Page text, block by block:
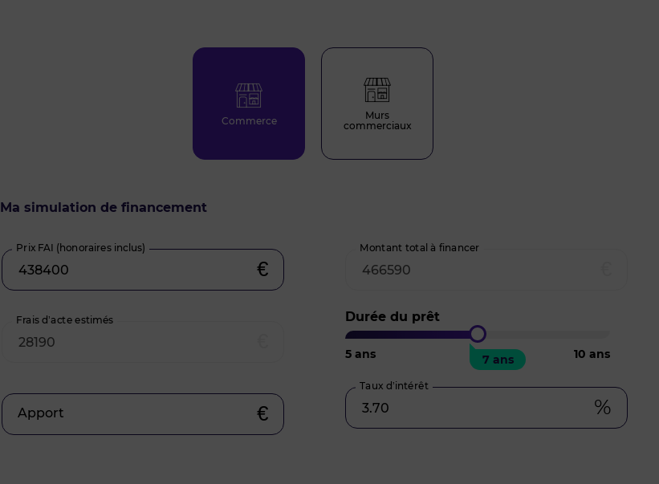
Commerce
Murs
commerciaux
Ma simulation de financement
Prix FAI (honoraires inclus)
€
Frais d’acte estimés
Apport €
Montant total à financer
Durée du prêt
5 ans 10 ans
7 ans
Taux d’intérêt
%